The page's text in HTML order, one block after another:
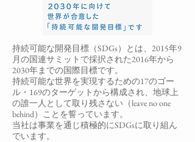
持続可能な開発目標（SDGs）とは、2015年9
月の国連サミットで採択された2016年から
2030年までの国際目標です。
持続可能な世界を実現するための17のゴー
ル・169のターゲットから構成され、地球上
の誰一人として取り残さない（leave no one
behind）ことを誓っています。
当社は事業を通じ積極的にSDGsに取り組ん
でいます。